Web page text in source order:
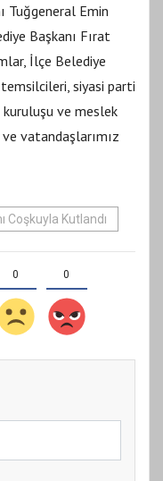
Tuğgeneral Emin
Başkanı Fırat
İlçe Belediye
siyasi parti
ve meslek
vatandaşlarımız
Coşkuyla Kutlandı
0 0